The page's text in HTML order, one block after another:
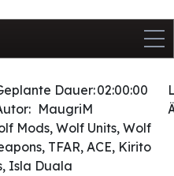
Dauer:02:00:00
MaugriM
Mods, Wolf Units, Wolf
TFAR, ACE, Kirito
Isla Duala